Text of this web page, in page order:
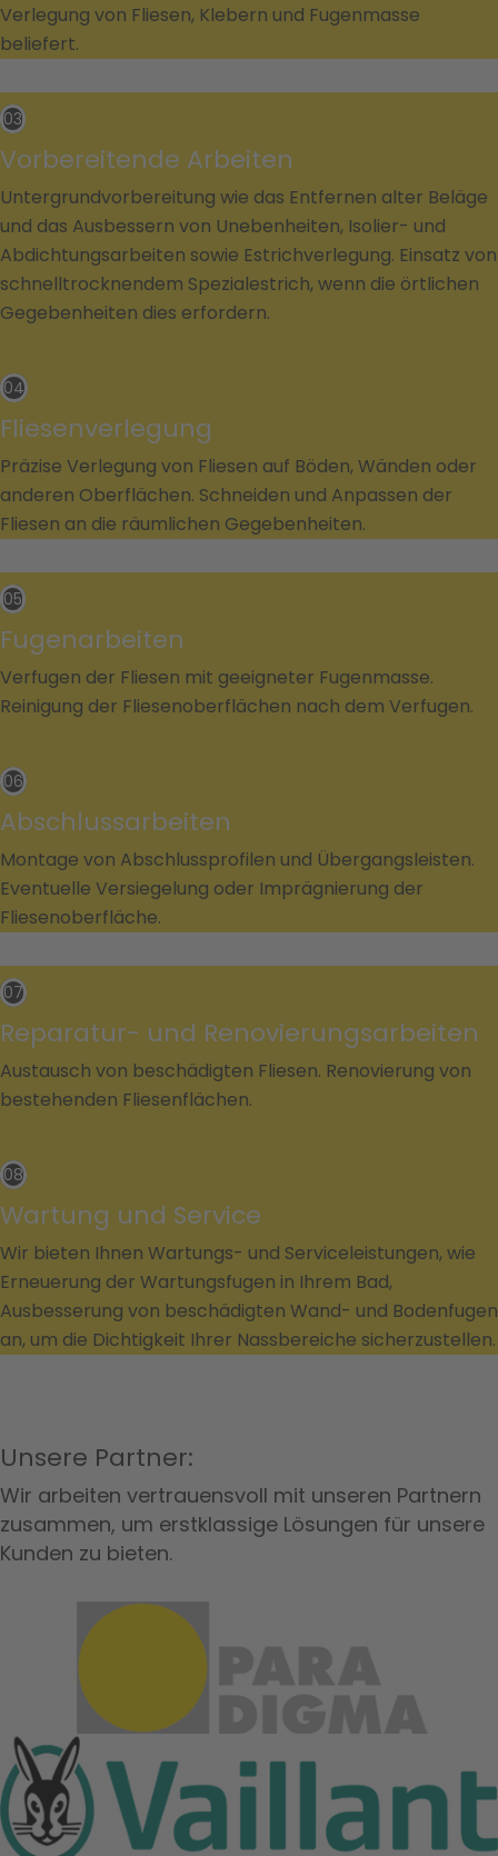
Verlegung von Fliesen, Klebern und Fugenmasse
beliefert.
03
Vorbereitende Arbeiten
Untergrundvorbereitung wie das Entfernen alter Beläge
und das Ausbessern von Unebenheiten, Isolier- und
Abdichtungsarbeiten sowie Estrichverlegung. Einsatz von
schnelltrocknendem Spezialestrich, wenn die örtlichen
Gegebenheiten dies erfordern.
04
Fliesenverlegung
Präzise Verlegung von Fliesen auf Böden, Wänden oder
anderen Oberflächen. Schneiden und Anpassen der
Fliesen an die räumlichen Gegebenheiten.
05
Fugenarbeiten
Verfugen der Fliesen mit geeigneter Fugenmasse.
Reinigung der Fliesenoberflächen nach dem Verfugen.
06
Abschlussarbeiten
Montage von Abschlussprofilen und Übergangsleisten.
Eventuelle Versiegelung oder Imprägnierung der
Fliesenoberfläche.
07
Reparatur- und Renovierungsarbeiten
Austausch von beschädigten Fliesen. Renovierung von
bestehenden Fliesenflächen.
08
Wartung und Service
Wir bieten Ihnen Wartungs- und Serviceleistungen, wie
Erneuerung der Wartungsfugen in Ihrem Bad,
Ausbesserung von beschädigten Wand- und Bodenfugen
an, um die Dichtigkeit Ihrer Nassbereiche sicherzustellen.
Unsere Partner:
Wir arbeiten vertrauensvoll mit unseren Partnern
zusammen, um erstklassige Lösungen für unsere
Kunden zu bieten.